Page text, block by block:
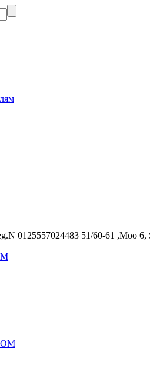
0125557024483 51/60-61 ,Moo